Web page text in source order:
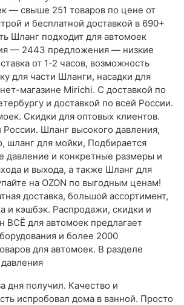
— свыше 251 товаров по цене от
и бесплатной доставкой в 690+
Шланг подходит для автомоек
— 2443 предложения — низкие
от 1-2 часов, возможность
для части Шланги, насадки для
магазине Mirichi. С доставкой по
и доставкой по всей России.
Скидки для оптовых клиентов.
России. Шланг высокого давления,
шланг для мойки, Подбирается
давление и конкретные размеры и
и выхода, а также Шланг для
на OZON по выгодным ценам!
доставка, большой ассортимент,
и кэшбэк. Распродажи, скидки и
ВСЁ для автомоек предлагает
и более 2000
для автомоек. В разделе
дня получил. Качество и
испробовал дома в ванной. Просто